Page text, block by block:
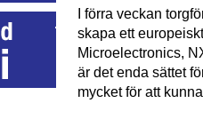
I förra veckan
skapa ett
Microelectronics,
är det enda sättet
mycket för att